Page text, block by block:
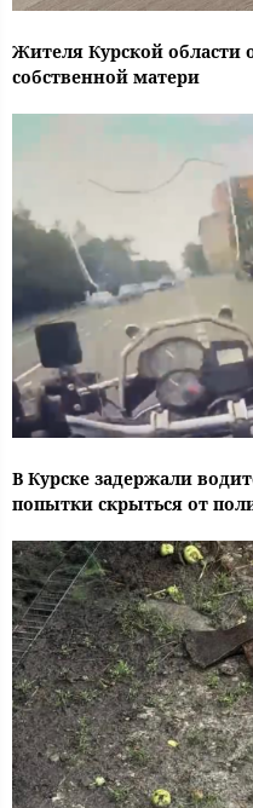
Жителя Курской области
собственной матери
В Курске задержали
попытки скрыться от